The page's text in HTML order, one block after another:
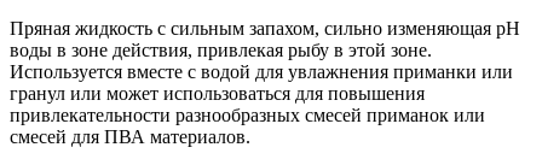
Пряная жидкость с сильным запахом, сильно изменяющая рН
воды в зоне действия, привлекая рыбу в этой зоне.
Используется вместе с водой для увлажнения приманки или
гранул или может использоваться для повышения
привлекательности разнообразных смесей приманок или
смесей для ПВА материалов.